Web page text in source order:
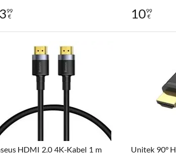
99
€
1099
€
HDMI 2.0 4K-Kabel 1 m
Unitek 90°